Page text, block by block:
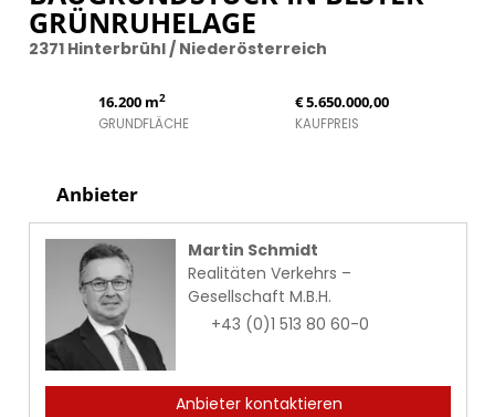
GRÜNRUHELAGE
2371 Hinterbrühl / Niederösterreich
16.200 m2
GRUNDFLÄCHE
€ 5.650.000,00
KAUFPREIS
Anbieter
Martin Schmidt
Realitäten Verkehrs –
Gesellschaft M.B.H.
+43 (0)1 513 80 60-0
Anbieter kontaktieren